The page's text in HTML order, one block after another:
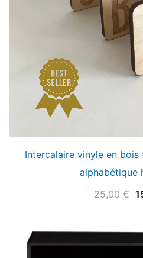
Intercalaire vinyle en bois
alphabétique
25,00€